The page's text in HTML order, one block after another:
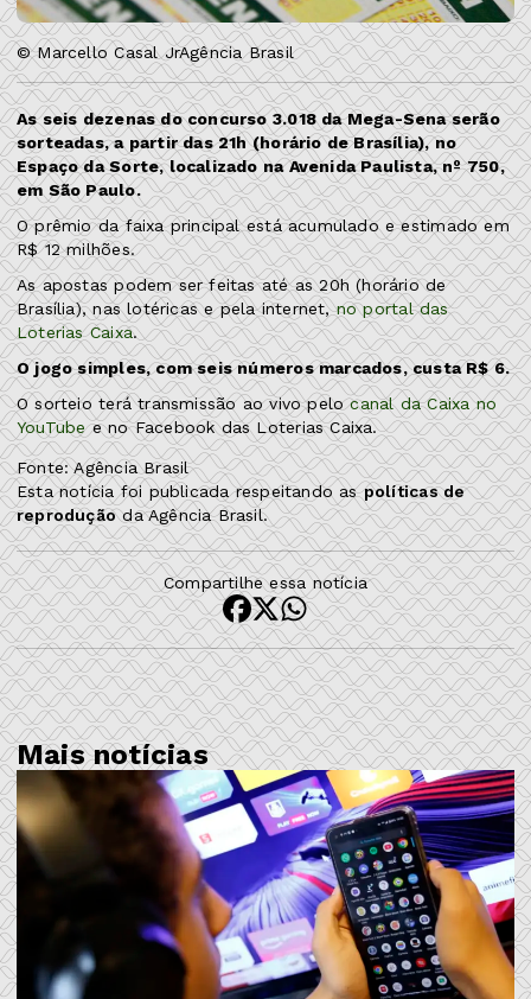
© Marcello Casal JrAgência Brasil
As seis dezenas do concurso 3.018 da Mega-Sena serão
sorteadas, a partir das 21h (horário de Brasília), no
Espaço da Sorte, localizado na Avenida Paulista, nº 750,
em São Paulo.
O prêmio da faixa principal está acumulado e estimado em
R$ 12 milhões.
As apostas podem ser feitas até as 20h (horário de
Brasília), nas lotéricas e pela internet,no portal das
Loterias Caixa.
O jogo simples, com seis números marcados, custa R$ 6.
O sorteio terá transmissão ao vivo pelocanal da Caixa no
YouTubee no Facebook das Loterias Caixa.
Fonte: Agência Brasil
Esta notícia foi publicada respeitando aspolíticas de
reproduçãoda Agência Brasil.
Compartilhe essa notícia
Mais notícias